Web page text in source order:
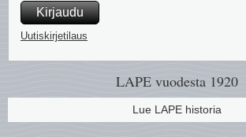
LAPE vuodesta 1920
Lue LAPE historia
Kirjaudu
Uutiskirjetilaus